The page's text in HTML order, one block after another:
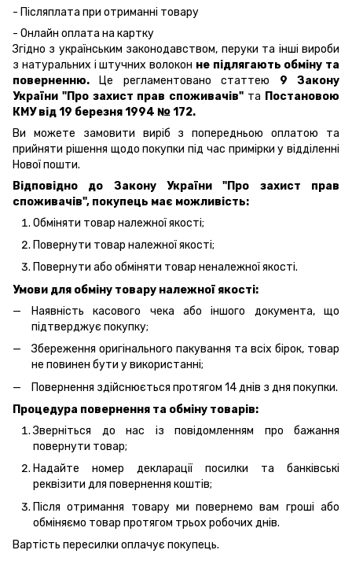
- Післяплата при отриманні товару
- Онлайн оплата на картку
Згідно з українським законодавством, перуки та інші вироби
з натуральних і штучних волокон не підлягають обміну та
поверненню. Це регламентовано статтею 9 Закону
України "Про захист прав споживачів" та Постановою
КМУ від 19 березня 1994 № 172.
Ви можете замовити виріб з попередньою оплатою та
прийняти рішення щодо покупки під час примірки у відділенні
Нової пошти.
Відповідно до Закону України "Про захист прав
споживачів", покупець має можливість:
Обміняти товар належної якості;
Повернути товар належної якості;
Повернути або обміняти товар неналежної якості.
Умови для обміну товару належної якості:
Наявність касового чека або іншого документа, що
підтверджує покупку;
Збереження оригінального пакування та всіх бірок, товар
не повинен бути у використанні;
Повернення здійснюється протягом 14 днів з дня покупки.
Процедура повернення та обміну товарів:
Зверніться до нас із повідомленням про бажання
повернути товар;
Надайте номер декларації посилки та банківські
реквізити для повернення коштів;
Після отримання товару ми повернемо вам гроші або
обміняємо товар протягом трьох робочих днів.
Вартість пересилки оплачує покупець.